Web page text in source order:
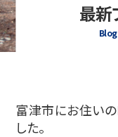
最新
富津市にお住い
した。